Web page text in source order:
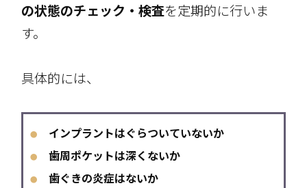
の状態のチェック・検査を定期的に行いま
す。
具体的には、
● インプラントはぐらついていないか
● 歯周ポケットは深くないか
● 歯ぐきの炎症はないか